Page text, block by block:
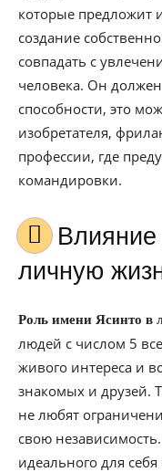
которые предложит
создание
совпадать с
человека. Он
способности, это
изобретателя,
профессии, где
командировки.
Влияние имени Ясинто на
личную
Роль имени Ясинто в
людей с числом 5
живого интереса и
знакомых и друзей.
не любят
свою
идеального для